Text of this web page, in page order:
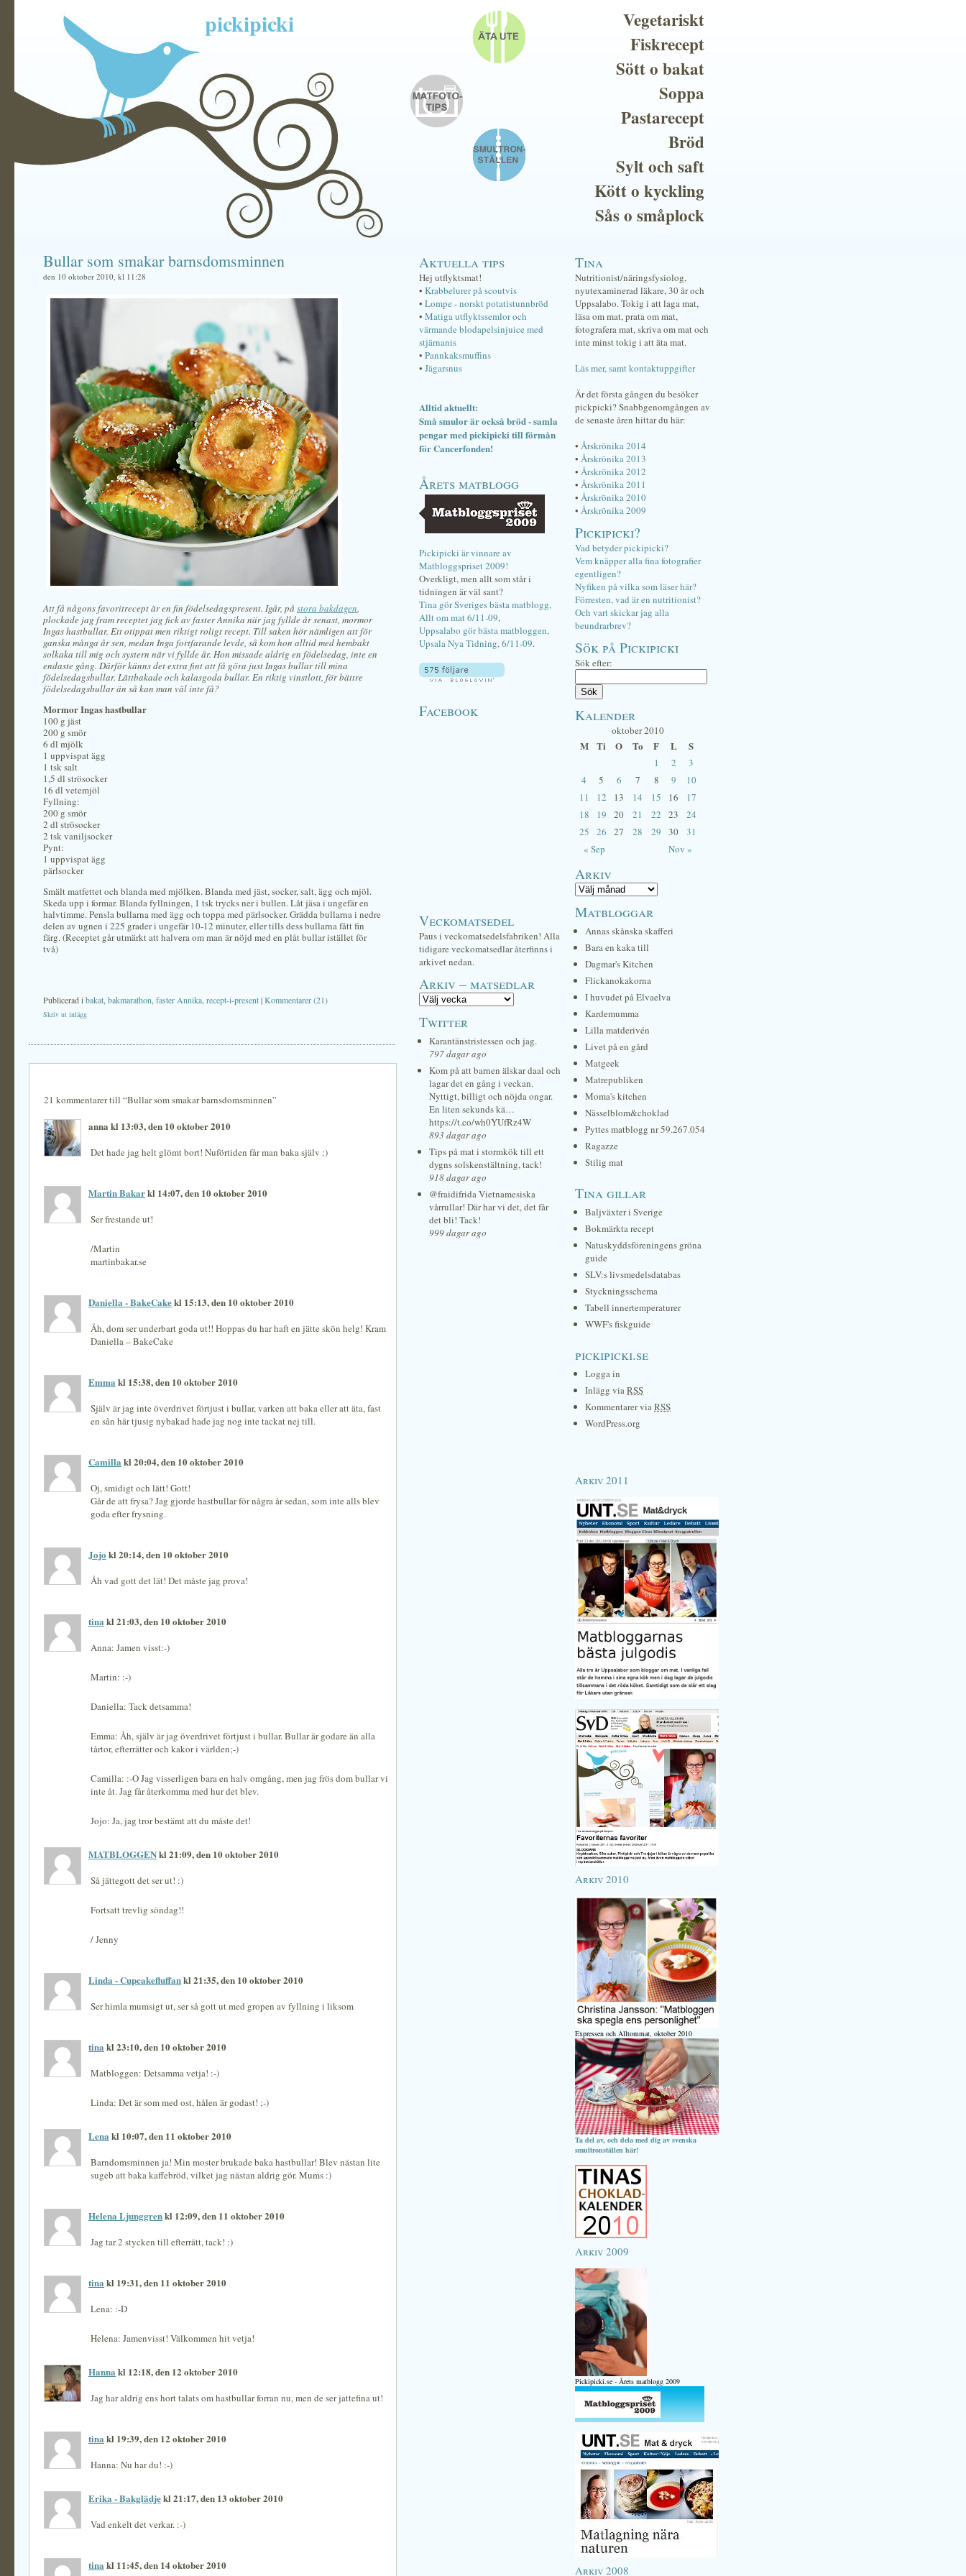
pickipicki
Vegetariskt
Fiskrecept
Sött o bakat
Soppa
Pastarecept
Bröd
Sylt och saft
Kött o kyckling
Sås o småplock
Bullar som smakar barnsdomsminnen
den 10 oktober 2010, kl 11:28
Att få någons favoritrecept är en fin födelsedagspresent. Igår, på stora bakdagen,
plockade jag fram receptet jag fick av faster Annika när jag fyllde år senast, mormor
Ingas hastbullar. Ett otippat men riktigt roligt recept. Till saken hör nämligen att för
ganska många år sen, medan Inga fortfarande levde, så kom hon alltid med hembakt
solkaka till mig och systern när vi fyllde år. Hon missade aldrig en födelsedag, inte en
endaste gång. Därför känns det extra fint att få göra just Ingas bullar till mina
födelsedagsbullar. Lättbakade och kalasgoda bullar. En riktig vinstlott, för bättre
födelsedagsbullar än så kan man väl inte få?
Mormor Ingas hastbullar
100 g jäst
200 g smör
6 dl mjölk
1 uppvispat ägg
1 tsk salt
1,5 dl strösocker
16 dl vetemjöl
Fyllning:
200 g smör
2 dl strösocker
2 tsk vaniljsocker
Pynt:
1 uppvispat ägg
pärlsocker
Smält matfettet och blanda med mjölken. Blanda med jäst, socker, salt, ägg och mjöl.
Skeda upp i formar. Blanda fyllningen, 1 tsk trycks ner i bullen. Låt jäsa i ungefär en
halvtimme. Pensla bullarna med ägg och toppa med pärlsocker. Grädda bullarna i nedre
delen av ugnen i 225 grader i ungefär 10-12 minuter, eller tills dess bullarna fått fin
färg. (Receptet går utmärkt att halvera om man är nöjd med en plåt bullar istället för
två)
Publicerad ibakat bakmarathon faster Annika recept-i-present|Kommentarer (21)
Skriv ut inlägg
21 kommentarer till “Bullar som smakar barnsdomsminnen”
anna kl 13:03, den 10 oktober 2010
Det hade jag helt glömt bort! Nuförtiden får man baka själv :)
Martin Bakarkl 14:07, den 10 oktober 2010
Ser frestande ut!
/Martin
martinbakar.se
Daniella - BakeCakekl 15:13, den 10 oktober 2010
Åh, dom ser underbart goda ut!! Hoppas du har haft en jätte skön helg! Kram
Daniella – BakeCake
Emma kl 15:38, den 10 oktober 2010
Själv är jag inte överdrivet förtjust i bullar, varken att baka eller att äta, fast
en sån här tjusig nybakad hade jag nog inte tackat nej till.
Camilla kl 20:04, den 10 oktober 2010
Oj, smidigt och lätt! Gott!
Går de att frysa? Jag gjorde hastbullar för några år sedan, som inte alls blev
goda efter frysning.
Jojo kl 20:14, den 10 oktober 2010
Åh vad gott det lät! Det måste jag prova!
tina kl 21:03, den 10 oktober 2010
Anna: Jamen visst:-)
Martin: :-)
Daniella: Tack detsamma!
Emma: Åh, själv är jag överdrivet förtjust i bullar. Bullar är godare än alla
tårtor, efterrätter och kakor i världen;-)
Camilla: :-O Jag visserligen bara en halv omgång, men jag frös dom bullar vi
inte åt. Jag får återkomma med hur det blev.
Jojo: Ja, jag tror bestämt att du måste det!
MATBLOGGENkl 21:09, den 10 oktober 2010
Så jättegott det ser ut! :)
Fortsatt trevlig söndag!!
/ Jenny
Linda - Cupcakefluffankl 21:35, den 10 oktober 2010
Ser himla mumsigt ut, ser så gott ut med gropen av fyllning i liksom
tina kl 23:10, den 10 oktober 2010
Matbloggen: Detsamma vetja! :-)
Linda: Det är som med ost, hålen är godast! ;-)
Lena kl 10:07, den 11 oktober 2010
Barndomsminnen ja! Min moster brukade baka hastbullar! Blev nästan lite
sugeb att baka kaffebröd, vilket jag nästan aldrig gör. Mums :)
Helena Ljunggrenkl 12:09, den 11 oktober 2010
Jag tar 2 stycken till efterrätt, tack! :)
tina kl 19:31, den 11 oktober 2010
Lena: :-D
Helena: Jamenvisst! Välkommen hit vetja!
Hanna kl 12:18, den 12 oktober 2010
Jag har aldrig ens hort talats om hastbullar forran nu, men de ser jattefina ut!
tina kl 19:39, den 12 oktober 2010
Hanna: Nu har du! :-)
Erika - Bakglädjekl 21:17, den 13 oktober 2010
Vad enkelt det verkar. :-)
tina kl 11:45, den 14 oktober 2010
Aktuella tips
Hej utflyktsmat!
• Krabbelurer på scoutvis
• Lompe - norskt potatistunnbröd
• Matiga utflyktssemlor och
värmande blodapelsinjuice med
stjärnanis
• Pannkaksmuffins
• Jägarsnus
Alltid aktuellt:
Små smulor är också bröd - samla
pengar med pickipicki till förmån
för Cancerfonden!
Årets matblogg
Pickipicki är vinnare av
Matbloggspriset 2009!
Overkligt, men allt som står i
tidningen är väl sant?
Tina gör Sveriges bästa matblogg,
Allt om mat 6/11-09,
Uppsalabo gör bästa matbloggen,
Upsala Nya Tidning, 6/11-09.
Facebook
Veckomatsedel
Paus i veckomatsedelsfabriken! Alla
tidigare veckomatsedlar återfinns i
arkivet nedan.
Arkiv – matsedlar
Twitter
Karantänstristessen och jag.
797 dagar ago
Kom på att barnen älskar daal och
lagar det en gång i veckan.
Nyttigt, billigt och nöjda ongar.
En liten sekunds kä…
https://t.co/wh0YUfRz4W
893 dagar ago
Tips på mat i stormkök till ett
dygns solskenstältning, tack!
918 dagar ago
@fraidifrida Vietnamesiska
vårrullar! Där har vi det, det får
det bli! Tack!
999 dagar ago
Tina
Nutritionist/näringsfysiolog,
nyutexaminerad läkare, 30 år och
Uppsalabo. Tokig i att laga mat,
läsa om mat, prata om mat,
fotografera mat, skriva om mat och
inte minst tokig i att äta mat.
Läs mer, samt kontaktuppgifter
Är det första gången du besöker
pickpicki? Snabbgenomgången av
de senaste åren hittar du här:
• Årskrönika 2014
• Årskrönika 2013
• Årskrönika 2012
• Årskrönika 2011
• Årskrönika 2010
• Årskrönika 2009
Pickipicki?
Vad betyder pickipicki?
Vem knäpper alla fina fotografier
egentligen?
Nyfiken på vilka som läser här?
Förresten, vad är en nutritionist?
Och vart skickar jag alla
beundrarbrev?
Sök på Pickipicki
Sök efter:
Kalender
oktober 2010
M Ti O To F L S
« Sep Nov »
1 2
3
4
5 6 7 8 9
10
11
12 13 14 15 16
17
18
19 20 21 22 23
24
25
26 27 28 29 30 31
Arkiv
Matbloggar
Annas skånska skafferi
Bara en kaka till
Dagmar's Kitchen
Flickanokakorna
I huvudet på Elvaelva
Kardemumma
Lilla matderivén
Livet på en gård
Matgeek
Matrepubliken
Moma's kitchen
Nässelblom&choklad
Pyttes matblogg nr 59.267.054
Ragazze
Stilig mat
Tina gillar
Baljväxter i Sverige
Bokmärkta recept
Natuskyddsföreningens gröna
guide
SLV:s livsmedelsdatabas
Styckningsschema
Tabell innertemperaturer
WWF's fiskguide
pickipicki.se
Logga in
Inlägg viaRSS
Kommentarer viaRSS
WordPress.org
Arkiv 2011
Arkiv 2010
Expressen och Alltommat, oktober 2010
Ta del av, och dela med dig av svenska
smultronställen här!
Arkiv 2009
Pickipicki.se - Årets matblogg 2009
Arkiv 2008